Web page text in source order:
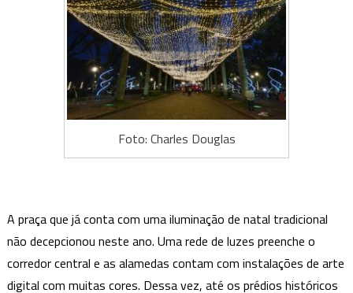
Foto: Charles Douglas
A praça que já conta com uma iluminação de natal tradicional
não decepcionou neste ano. Uma rede de luzes preenche o
corredor central e as alamedas contam com instalações de arte
digital com muitas cores. Dessa vez, até os prédios históricos